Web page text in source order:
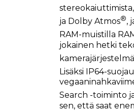
ja Dolby Atmos®,
RAM-muistilla
jokainen hetki
Lisäksi IP64-
Search -toiminto
sen, että saat